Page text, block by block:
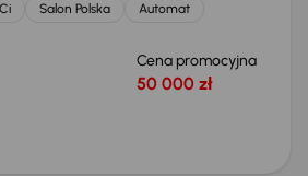
Salon Polska
Automat
Cena promocyjna
50 000 zł